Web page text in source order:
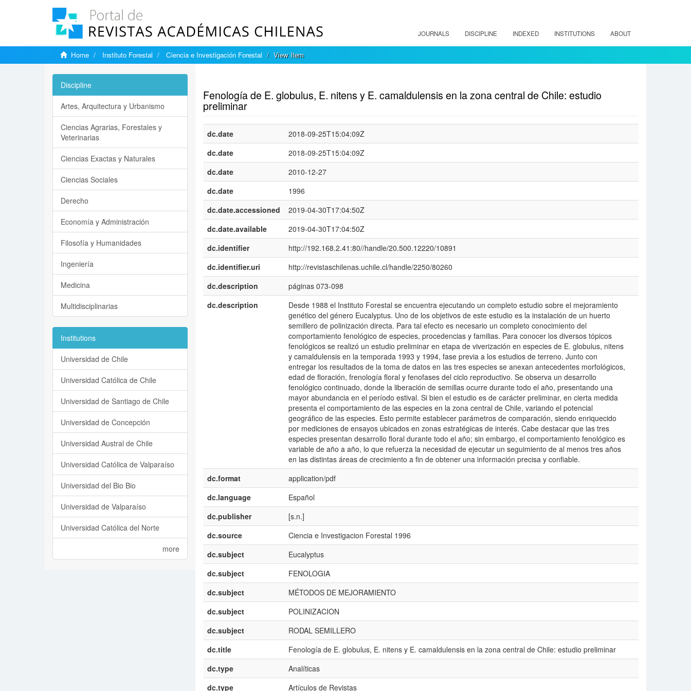
JOURNALS DISCIPLINE INDEXED INSTITUTIONS ABOUT
Home Instituto Forestal Ciencia e Investigación Forestal View Item
Fenología de E. globulus, E. nitens y E. camaldulensis en la zona central de Chile: estudio
preliminar
dc.date
2018-09-25T15:04:09Z
dc.date
2018-09-25T15:04:09Z
dc.date
2010-12-27
dc.date
1996
dc.date.accessioned
2019-04-30T17:04:50Z
dc.date.available
2019-04-30T17:04:50Z
dc.identifier
http://192.168.2.41:80//handle/20.500.12220/10891
dc.identifier.uri
http://revistaschilenas.uchile.cl/handle/2250/80260
dc.description
páginas 073-098
dc.description
Desde 1988 el Instituto Forestal se encuentra ejecutando un completo estudio sobre el mejoramiento
genético del género Eucalyptus. Uno de los objetivos de este estudio es la instalación de un huerto
semillero de polinización directa. Para tal efecto es necesario un completo conocimiento del
comportamiento fenológico de especies, procedencias y familias. Para conocer los diversos tópicos
fenológicos se realizó un estudio preliminar en etapa de viverización en especies de E. globulus, nitens
y camaldulensis en la temporada 1993 y 1994, fase previa a los estudios de terreno. Junto con
entregar los resultados de la toma de datos en las tres especies se anexan antecedentes morfológicos,
edad de floración, frenología floral y fenofases del ciclo reproductivo. Se observa un desarrollo
fenológico continuado, donde la liberación de semillas ocurre durante todo el año, presentando una
mayor abundancia en el período estival. Si bien el estudio es de carácter preliminar, en cierta medida
presenta el comportamiento de las especies en la zona central de Chile, variando el potencial
geográfico de las especies. Esto permite establecer parámetros de comparación, siendo enriquecido
por mediciones de ensayos ubicados en zonas estratégicas de interés. Cabe destacar que las tres
especies presentan desarrollo floral durante todo el año; sin embargo, el comportamiento fenológico es
variable de año a año, lo que refuerza la necesidad de ejecutar un seguimiento de al menos tres años
en las distintas áreas de crecimiento a fin de obtener una información precisa y confiable.
dc.format
application/pdf
dc.language
Español
dc.publisher
[s.n.]
dc.source
Ciencia e Investigacion Forestal 1996
dc.subject
Eucalyptus
dc.subject
FENOLOGIA
dc.subject
MÉTODOS DE MEJORAMIENTO
dc.subject
POLINIZACION
dc.subject
RODAL SEMILLERO
dc.title
Fenología de E. globulus, E. nitens y E. camaldulensis en la zona central de Chile: estudio preliminar
dc.type
Analíticas
dc.type
Artículos de Revistas
Discipline
Artes, Arquitectura y Urbanismo
Ciencias Agrarias, Forestales y
Veterinarias
Ciencias Exactas y Naturales
Ciencias Sociales
Derecho
Economía y Administración
Filosofía y Humanidades
Ingeniería
Medicina
Multidisciplinarias
Institutions
Universidad de Chile
Universidad Católica de Chile
Universidad de Santiago de Chile
Universidad de Concepción
Universidad Austral de Chile
Universidad Católica de Valparaíso
Universidad del Bio Bio
Universidad de Valparaíso
Universidad Católica del Norte
more